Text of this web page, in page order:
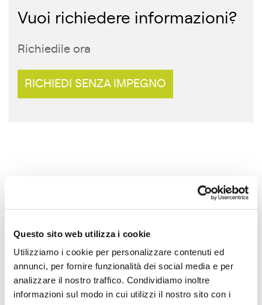
Questo sito web utilizza i cookie
Utilizziamo i cookie per personalizzare contenuti ed
annunci, per fornire funzionalità dei social media e per
analizzare il nostro traffico. Condividiamo inoltre
informazioni sul modo in cui utilizzi il nostro sito con i
Vuoi richiedere informazioni?
Richiedile ora
RICHIEDI SENZA IMPEGNO